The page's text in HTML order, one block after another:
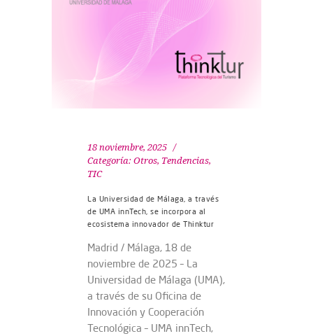
18 noviembre, 2025
Categoría: Otros, Tendencias,
TIC
La Universidad de Málaga, a través
de UMA innTech, se incorpora al
ecosistema innovador de Thinktur
Madrid / Málaga, 18 de
noviembre de 2025 – La
Universidad de Málaga (UMA),
a través de su Oficina de
Innovación y Cooperación
Tecnológica – UMA innTech,